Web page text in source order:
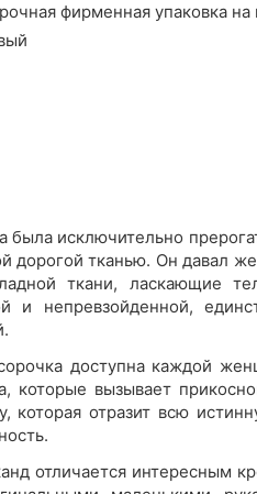
фирменная упаковка на
была исключительно
дорогой тканью. Он давал
ткани, ласкающие
и непревзойденной,
доступна каждой
которые вызывает
которая отразит всю
отличается интересным